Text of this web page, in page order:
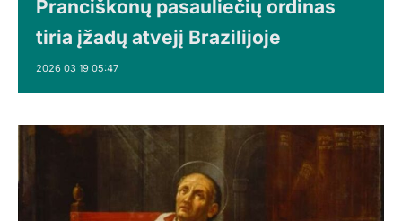
Pranciškonų pasauliečių ordinas
tiria įžadų atvejį Brazilijoje
2026 03 19 05:47